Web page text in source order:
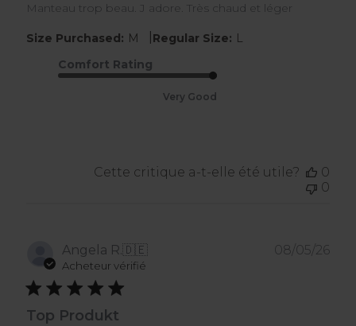
Manteau trop beau. J adore. Très chaud et léger
Size Purchased: M Regular Size: L
Comfort Rating
Very Good
Cette critique a-t-elle été utile?
0
0
Angela R.🇩🇪
Acheteur vérifié
Top Produkt
08/05/26